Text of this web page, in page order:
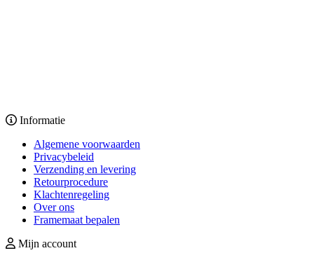
Informatie
Algemene voorwaarden
Privacybeleid
Verzending en levering
Retourprocedure
Klachtenregeling
Over ons
Framemaat bepalen
Mijn account